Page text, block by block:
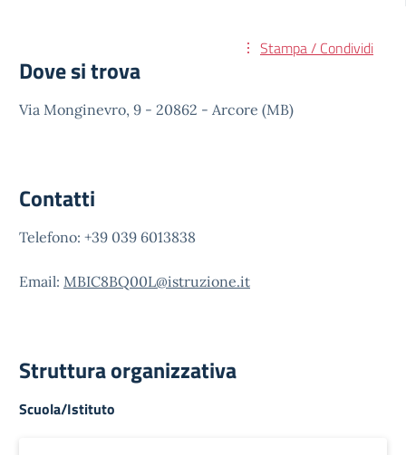
Stampa / Condividi
Dove si trova
Via Monginevro, 9 - 20862 - Arcore (MB)
Contatti
Telefono: +39 039 6013838
Email: MBIC8BQ00L@istruzione.it
Struttura organizzativa
Scuola/Istituto